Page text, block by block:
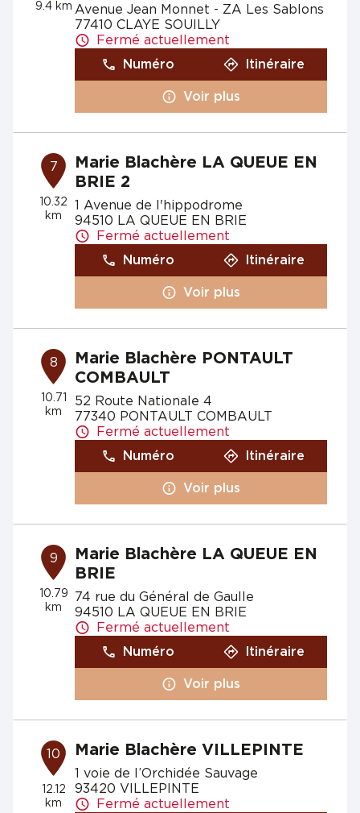
9.4 km Avenue Jean Monnet - ZA Les Sablons
77410 CLAYE SOUILLY
Fermé actuellement
Numéro
Itinéraire
Voir plus
7
10.32
km
Marie Blachère LA QUEUE EN
BRIE 2
1 Avenue de l'hippodrome
94510 LA QUEUE EN BRIE
Fermé actuellement
Numéro
Itinéraire
Voir plus
8
10.71
km
Marie Blachère PONTAULT
COMBAULT
52 Route Nationale 4
77340 PONTAULT COMBAULT
Fermé actuellement
Numéro
Itinéraire
Voir plus
9
10.79
km
Marie Blachère LA QUEUE EN
BRIE
74 rue du Général de Gaulle
94510 LA QUEUE EN BRIE
Fermé actuellement
Numéro
Itinéraire
Voir plus
10
12.12
km
Marie Blachère VILLEPINTE
1 voie de l’Orchidée Sauvage
93420 VILLEPINTE
Fermé actuellement